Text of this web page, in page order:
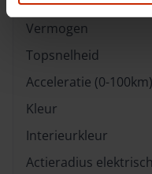
Vermogen
Topsnelheid
Acceleratie (0-100km)
Kleur
Interieurkleur
Actieradius elektrisch